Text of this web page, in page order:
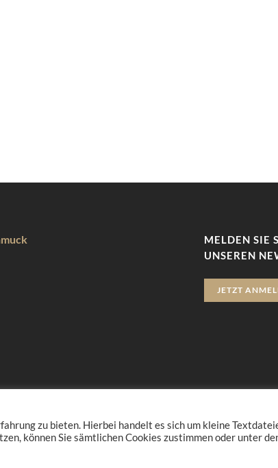
MELDEN SIE
UNSEREN
JETZT
zu bieten. Hierbei handelt es sich um kleine
können Sie sämtlichen Cookies zustimmen oder unter